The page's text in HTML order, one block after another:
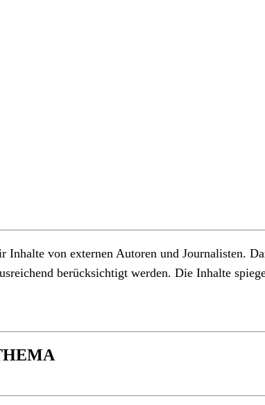
von externen Autoren und Journalisten.
berücksichtigt werden. Die Inhalte